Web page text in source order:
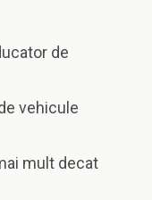
de
vehicule
mult decat